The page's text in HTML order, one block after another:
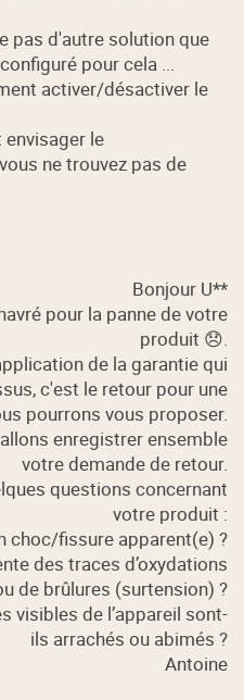
pas d'autre solution que
pour cela ...
activer/désactiver le
le
ne trouvez pas de
Bonjour U**
pour la panne de votre
produit 😞.
de la garantie qui
c'est le retour pour une
pourrons vous proposer.
enregistrer ensemble
votre demande de retour.
questions concernant
votre produit :
choc/fissure apparent(e) ?
des traces d’oxydations
de brûlures (surtension) ?
visibles de l’appareil sont-
ils arrachés ou abimés ?
Antoine